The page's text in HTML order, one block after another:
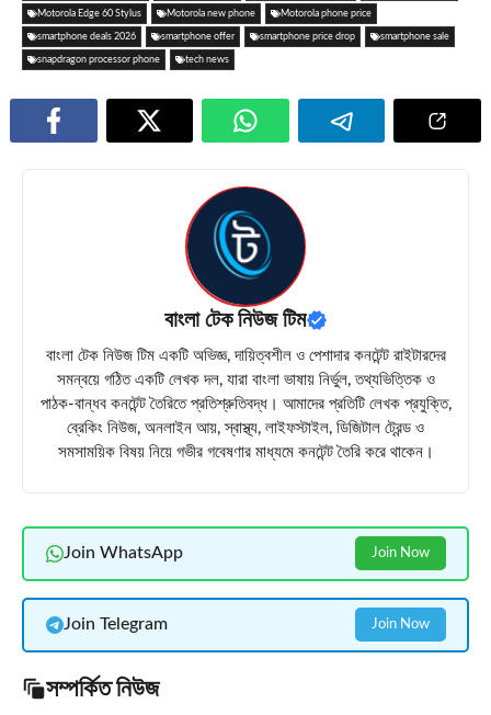
Motorola Edge 60 Stylus Motorola new phone Motorola phone price
smartphone deals 2026 smartphone offer smartphone price drop smartphone sale
snapdragon processor phone tech news
বাংলা টেক নিউজ টিম
বাংলা টেক নিউজ টিম একটি অভিজ্ঞ, দায়িত্বশীল ও পেশাদার কনটেন্ট রাইটারদের
সমন্বয়ে গঠিত একটি লেখক দল, যারা বাংলা ভাষায় নির্ভুল, তথ্যভিত্তিক ও
পাঠক-বান্ধব কনটেন্ট তৈরিতে প্রতিশ্রুতিবদ্ধ। আমাদের প্রতিটি লেখক প্রযুক্তি,
ব্রেকিং নিউজ, অনলাইন আয়, স্বাস্থ্য, লাইফস্টাইল, ডিজিটাল ট্রেন্ড ও
সমসাময়িক বিষয় নিয়ে গভীর গবেষণার মাধ্যমে কনটেন্ট তৈরি করে থাকেন।
Join WhatsApp Join Now
Join Telegram Join Now
সম্পর্কিত নিউজ